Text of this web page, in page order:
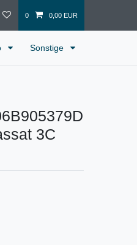
0 0,00 EUR
Sonstige
3C